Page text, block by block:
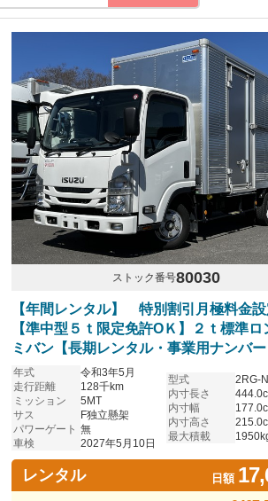
ストック番号80030
【年間レンタル】 特別割引月極料金設
【準中型５ｔ限定免許OＫ】２ｔ標準ロ
ミバン【長期レンタル・事業用ナンバー
年式
令和3年5月
走行距離
128千km
ミッション
5MT
サス
F独立懸架
パワーゲート 無
車検
2027年5月10日
型式
2RG-
内寸長さ
内寸幅
内寸高さ
最大積載
レンタル 日額